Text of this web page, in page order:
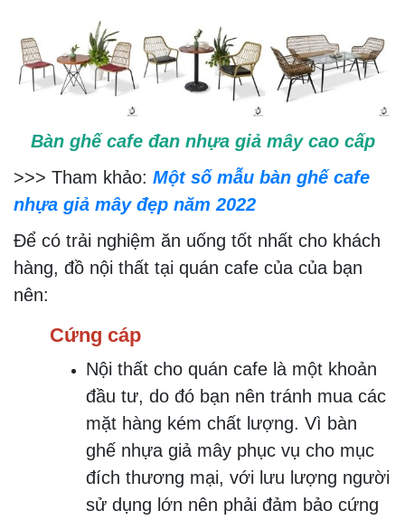
Bàn ghế cafe đan nhựa giả mây cao cấp
>>> Tham khảo: Một số mẫu bàn ghế cafe
nhựa giả mây đẹp năm 2022
Để có trải nghiệm ăn uống tốt nhất cho khách
hàng, đồ nội thất tại quán cafe của của bạn
nên:
Cứng cáp
Nội thất cho quán cafe là một khoản
đầu tư, do đó bạn nên tránh mua các
mặt hàng kém chất lượng. Vì bàn
ghế nhựa giả mây phục vụ cho mục
đích thương mại, với lưu lượng người
sử dụng lớn nên phải đảm bảo cứng